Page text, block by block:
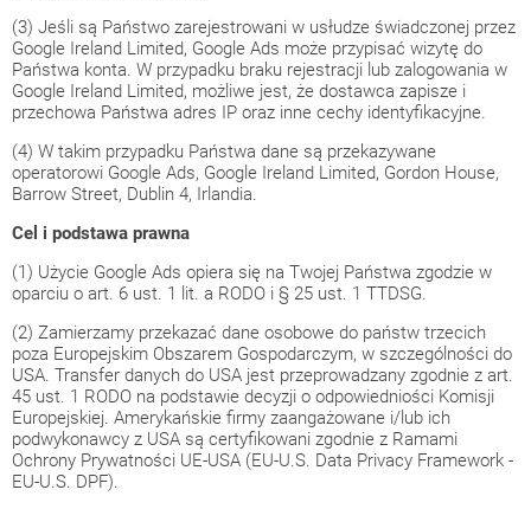
(3) Jeśli są Państwo zarejestrowani w usłudze świadczonej przez
Google Ireland Limited, Google Ads może przypisać wizytę do
Państwa konta. W przypadku braku rejestracji lub zalogowania w
Google Ireland Limited, możliwe jest, że dostawca zapisze i
przechowa Państwa adres IP oraz inne cechy identyfikacyjne.
(4) W takim przypadku Państwa dane są przekazywane
operatorowi Google Ads, Google Ireland Limited, Gordon House,
Barrow Street, Dublin 4, Irlandia.
Cel i podstawa prawna
(1) Użycie Google Ads opiera się na Twojej Państwa zgodzie w
oparciu o art. 6 ust. 1 lit. a RODO i § 25 ust. 1 TTDSG.
(2) Zamierzamy przekazać dane osobowe do państw trzecich
poza Europejskim Obszarem Gospodarczym, w szczególności do
USA. Transfer danych do USA jest przeprowadzany zgodnie z art.
45 ust. 1 RODO na podstawie decyzji o odpowiedniości Komisji
Europejskiej. Amerykańskie firmy zaangażowane i/lub ich
podwykonawcy z USA są certyfikowani zgodnie z Ramami
Ochrony Prywatności UE-USA (EU-U.S. Data Privacy Framework -
EU-U.S. DPF).